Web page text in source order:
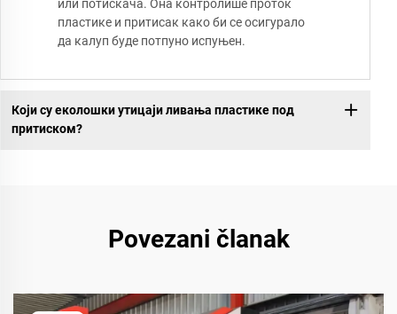
или потискача. Она контролише проток
пластике и притисак како би се осигурало
да калуп буде потпуно испуњен.
Који су еколошки утицаји ливања пластике под
притиском?
Povezani članak